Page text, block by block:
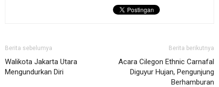
Berita sebelumya
Walikota Jakarta Utara
Mengundurkan Diri
Berita berikutnya
Acara Cilegon Ethnic Carnafal
Diguyur Hujan, Pengunjung
Berhamburan